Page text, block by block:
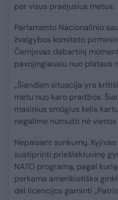
per visus praėjusius metus.
Parlamento Nacionalinio
žvalgybos komiteto
Černjevas dabartinį
pavojingiausiu nuo plataus
„Šiandien situacija yra
metu nuo karo pradžios.
masinius smūgius kelis
negalime numušti nė
Nepaisant sunkumų,
sustiprinti priešlėktuvinę
NATO programą, pagal
perkama amerikietiška
dėl licencijos gaminti